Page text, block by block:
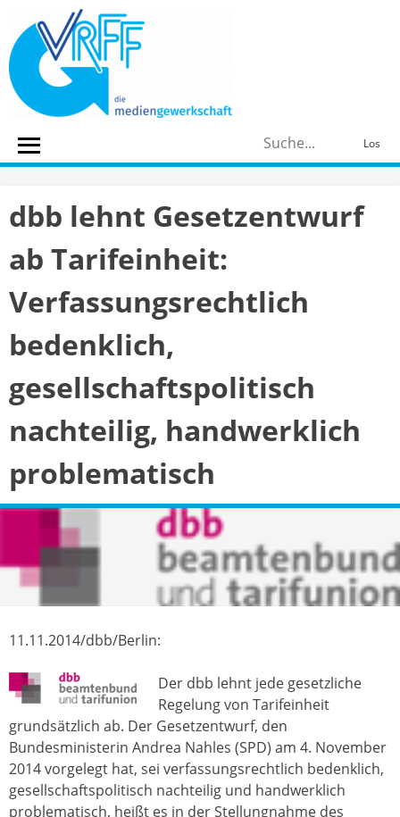
content
Los
dbb lehnt Gesetzentwurf
ab Tarifeinheit:
Verfassungsrechtlich
bedenklich,
gesellschaftspolitisch
nachteilig, handwerklich
problematisch
11.11.2014/dbb/Berlin:
Der dbb lehnt jede gesetzliche
Regelung von Tarifeinheit
grundsätzlich ab. Der Gesetzentwurf, den
Bundesministerin Andrea Nahles (SPD) am 4. November
2014 vorgelegt hat, sei verfassungsrechtlich bedenklich,
gesellschaftspolitisch nachteilig und handwerklich
problematisch, heißt es in der Stellungnahme des